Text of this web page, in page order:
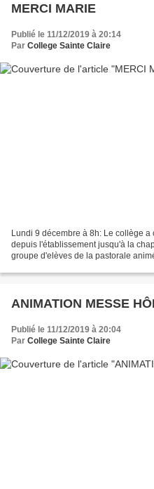
MERCI MARIE
Publié le 11/12/2019 à 20:14
Par College Sainte Claire
Lundi 9 décembre à 8h: Le collège
depuis l'établissement jusqu'à la
groupe d'elèves de la pastorale
ANIMATION MESSE
Publié le 11/12/2019 à 20:04
Par College Sainte Claire